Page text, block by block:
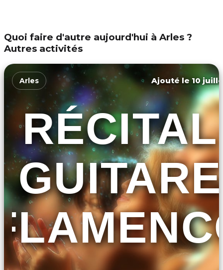
Quoi faire d'autre aujourd'hui à Arles ?
Autres activités
Arles Ajouté le 10
RÉCITAL
GUITARE